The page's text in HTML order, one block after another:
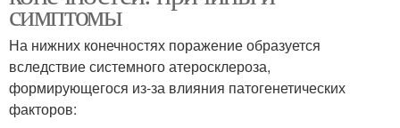
симптомы
На нижних конечностях поражение образуется
вследствие системного атеросклероза,
формирующегося из-за влияния патогенетических
факторов: